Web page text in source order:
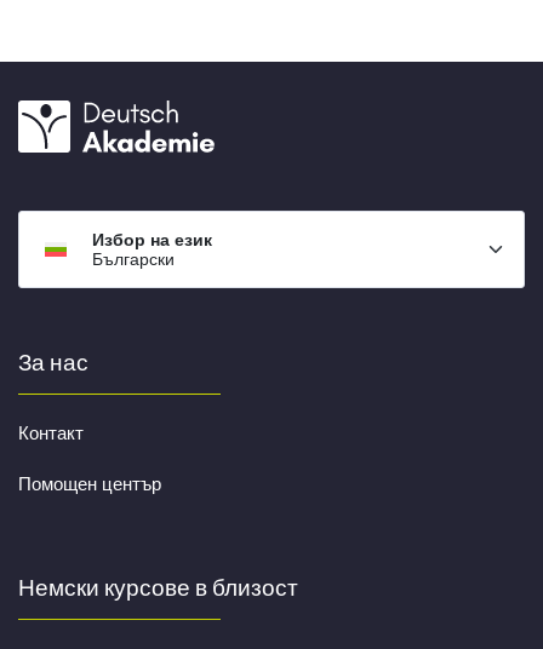
Избор на език
Български
За нас
Контакт
Помощен център
Немски курсове в близост